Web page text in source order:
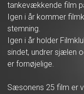
tankevækkende film
Igen i år kommer
stemning.
Igen i år holder
sindet, undrer sjælen
er fornøjelige.
Sæsonens 25 film er